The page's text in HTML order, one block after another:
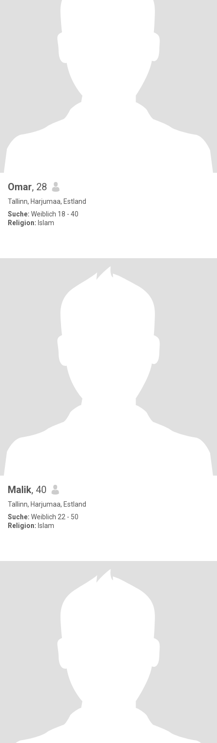
Omar, 28
Tallinn, Harjumaa, Estland
Suche: Weiblich 18 - 40
Religion: Islam
Malik, 40
Tallinn, Harjumaa, Estland
Suche: Weiblich 22 - 50
Religion: Islam